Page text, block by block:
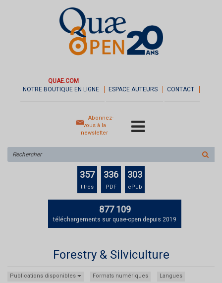
QUAE.COM
NOTRE BOUTIQUE EN LIGNE
ESPACE AUTEURS CONTACT
Abonnez-
vous à la
newsletter
sur
le
357
titres
336
PDF
303
ePub
877 109
téléchargements sur quae-open depuis 2019
Forestry & Silviculture
Publications disponibles Formats numériques Langues